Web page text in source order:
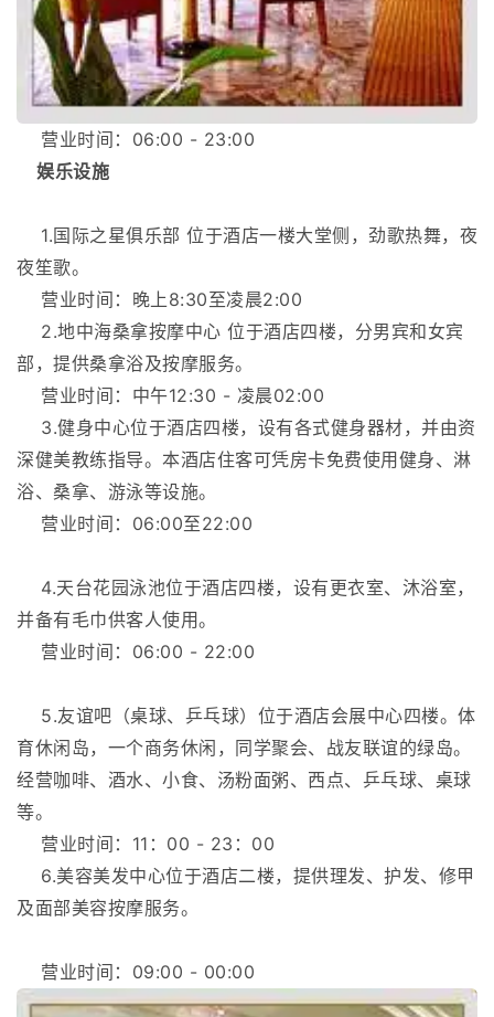
营业时间：06:00 - 23:00
娱乐设施
1.国际之星俱乐部 位于酒店一楼大堂侧，劲歌热舞，夜
夜笙歌。
营业时间：晚上8:30至凌晨2:00
2.地中海桑拿按摩中心 位于酒店四楼，分男宾和女宾
部，提供桑拿浴及按摩服务。
营业时间：中午12:30 - 凌晨02:00
3.健身中心位于酒店四楼，设有各式健身器材，并由资
深健美教练指导。本酒店住客可凭房卡免费使用健身、淋
浴、桑拿、游泳等设施。
营业时间：06:00至22:00
4.天台花园泳池位于酒店四楼，设有更衣室、沐浴室，
并备有毛巾供客人使用。
营业时间：06:00 - 22:00
5.友谊吧（桌球、乒乓球）位于酒店会展中心四楼。体
育休闲岛，一个商务休闲，同学聚会、战友联谊的绿岛。
经营咖啡、酒水、小食、汤粉面粥、西点、乒乓球、桌球
等。
营业时间：11：00 - 23：00
6.美容美发中心位于酒店二楼，提供理发、护发、修甲
及面部美容按摩服务。
营业时间：09:00 - 00:00